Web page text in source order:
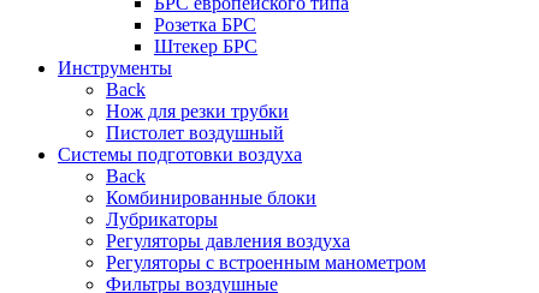
Розетка БРС
Штекер БРС
Инструменты
Back
Нож для резки трубки
Пистолет воздушный
Системы подготовки воздуха
Back
Комбинированные блоки
Лубрикаторы
Регуляторы давления воздуха
Регуляторы с встроенным манометром
Фильтры воздушные